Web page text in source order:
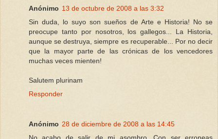
Anónimo 13 de octubre de 2008 a las 3:32
Sin duda, lo suyo son sueños de Arte e Historia! No se
preocupe tanto por nosotros, los gallegos... La Historia,
aunque se destruya, siempre es recuperable... Por no decir
que la mayor parte de las crónicas de los vencedores
muchas veces mienten!
Salutem plurinam
Responder
Anónimo 28 de diciembre de 2008 a las 14:45